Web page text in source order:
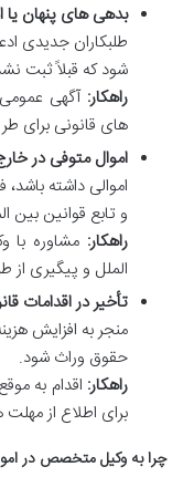
بدهی های پنهان یا
طلبکاران جدیدی
شود که قبلاً ثبت
راهکار: آگهی
های قانونی برای
اموال متوفی در
اموالی داشته
و تابع قوانین بین
راهکار: مشاوره با
الملل و پیگیری از
تأخیر در اقدامات
منجر به افزایش
حقوق وراث شود.
راهکار: اقدام به
برای اطلاع از
چرا به وکیل متخصص در